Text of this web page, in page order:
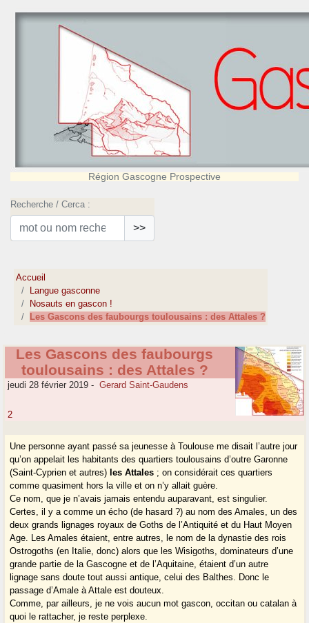
Région Gascogne Prospective
Recherche / Cerca :
>>
Accueil
Langue gasconne
Nosauts en gascon !
Les Gascons des faubourgs toulousains : des Attales ?
Les Gascons des faubourgs
toulousains : des Attales ?
jeudi 28 février 2019 - Gerard Saint-Gaudens
2
Une personne ayant passé sa jeunesse à Toulouse me disait l’autre jour
qu’on appelait les habitants des quartiers toulousains d’outre Garonne
(Saint-Cyprien et autres) les Attales ; on considérait ces quartiers
comme quasiment hors la ville et on n’y allait guère.
Ce nom, que je n’avais jamais entendu auparavant, est singulier.
Certes, il y a comme un écho (de hasard ?) au nom des Amales, un des
deux grands lignages royaux de Goths de l’Antiquité et du Haut Moyen
Age. Les Amales étaient, entre autres, le nom de la dynastie des rois
Ostrogoths (en Italie, donc) alors que les Wisigoths, dominateurs d’une
grande partie de la Gascogne et de l’Aquitaine, étaient d’un autre
lignage sans doute tout aussi antique, celui des Balthes. Donc le
passage d’Amale à Attale est douteux.
Comme, par ailleurs, je ne vois aucun mot gascon, occitan ou catalan à
quoi le rattacher, je reste perplexe.